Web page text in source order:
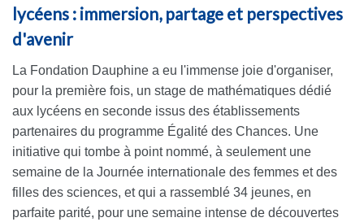
lycéens : immersion, partage et perspectives
d'avenir
La Fondation Dauphine a eu l'immense joie d'organiser,
pour la première fois, un stage de mathématiques dédié
aux lycéens en seconde issus des établissements
partenaires du programme Égalité des Chances. Une
initiative qui tombe à point nommé, à seulement une
semaine de la Journée internationale des femmes et des
filles des sciences, et qui a rassemblé 34 jeunes, en
parfaite parité, pour une semaine intense de découvertes